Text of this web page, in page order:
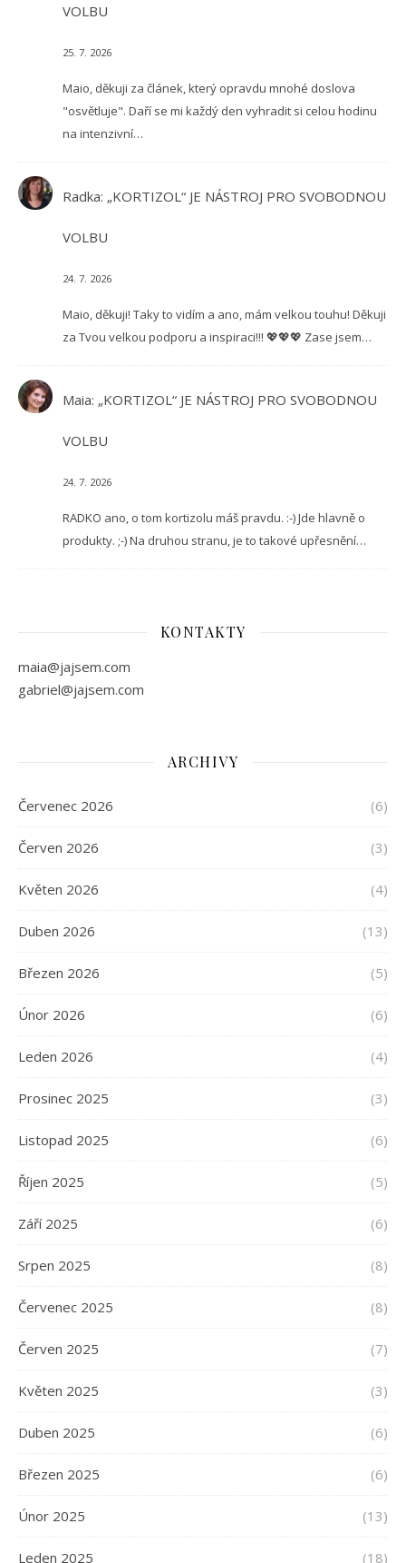
VOLBU
25. 7. 2026
Maio, děkuji za článek, který opravdu mnohé doslova
"osvětluje". Daří se mi každý den vyhradit si celou hodinu
na intenzivní…
Radka: „KORTIZOL“ JE NÁSTROJ PRO SVOBODNOU
VOLBU
24. 7. 2026
Maio, děkuji! Taky to vidím a ano, mám velkou touhu! Děkuji
za Tvou velkou podporu a inspiraci!!! 💖💖💖 Zase jsem…
Maia: „KORTIZOL“ JE NÁSTROJ PRO SVOBODNOU
VOLBU
24. 7. 2026
RADKO ano, o tom kortizolu máš pravdu. :-) Jde hlavně o
produkty. ;-) Na druhou stranu, je to takové upřesnění…
KONTAKTY
maia@jajsem.com
gabriel@jajsem.com
ARCHIVY
Červenec 2026 (6)
Červen 2026 (3)
Květen 2026 (4)
Duben 2026 (13)
Březen 2026 (5)
Únor 2026 (6)
Leden 2026 (4)
Prosinec 2025 (3)
Listopad 2025 (6)
Říjen 2025 (5)
Září 2025 (6)
Srpen 2025 (8)
Červenec 2025 (8)
Červen 2025 (7)
Květen 2025 (3)
Duben 2025 (6)
Březen 2025 (6)
Únor 2025 (13)
Leden 2025 (18)